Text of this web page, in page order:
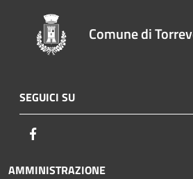
Comune di
SEGUICI SU
AMMINISTRAZIONE